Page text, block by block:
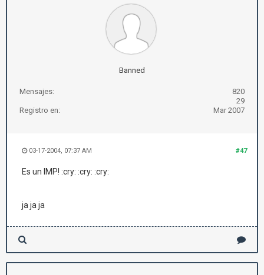
Banned
Mensajes:
820
29
Registro en:
Mar 2007
#47
03-17-2004, 07:37 AM
Es un IMP! :cry: :cry: :cry:
ja ja ja